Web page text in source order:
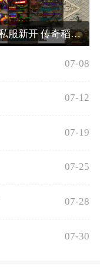
传奇私服新开 传奇稻草人在哪里刷
07-08
07-12
07-19
07-25
07-28
07-30